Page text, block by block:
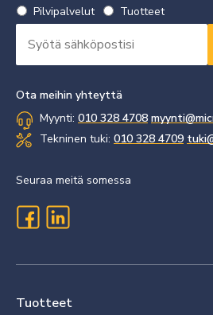
Valitse
uutiskirje
*
Vaaditaan
Pilvipalvelut Tuotteet
*
Vaaditaan
Ota meihin yhteyttä
Myynti: 010 328 4708
Tekninen tuki: 010 328 4709
Seuraa meitä somessa
Tuotteet